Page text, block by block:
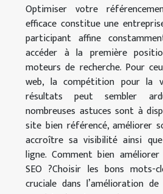
Optimiser votre
efficace constitue une
participant affine
accéder à la première
moteurs de recherche. Pour
web, la compétition pour la
résultats peut sembler
nombreuses astuces sont à
site bien référencé, améliorer
accroître sa visibilité ainsi
ligne. Comment bien
SEO ?Choisir les bons mots-
cruciale dans l’amélioration